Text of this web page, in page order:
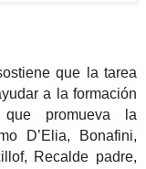
que la tarea
a la formación
promueva la
D’Elia, Bonafini,
Recalde padre,